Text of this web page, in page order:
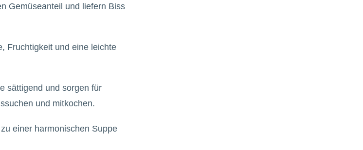
Gemüseanteil und liefern Biss
Fruchtigkeit und eine leichte
sättigend und sorgen für
und mitkochen.
einer harmonischen Suppe